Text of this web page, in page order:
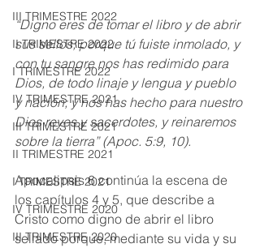
III TRIMESTRE 2022
II TRIMESTRE 2022
I TRIMESTRE 2022
IV TRIMESTRE 2021
III TRIMESTRE 2021
II TRIMESTRE 2021
I TRIMESTRE 2021
IV TRIMESTRE 2020
III TRIMESTRE 2020
“Digno eres de tomar el libro y de abrir
sus sellos; porque tú fuiste inmolado, y
con tu sangre nos has redimido para
Dios, de todo linaje y lengua y pueblo
y nación; y nos has hecho para nuestro
Dios reyes y sacerdotes, y reinaremos
sobre la tierra” (Apoc. 5:9, 10).
Apocalipsis 6 continúa la escena de
los capítulos 4 y 5, que describe a
Cristo como digno de abrir el libro
sellado porque, mediante su vida y su